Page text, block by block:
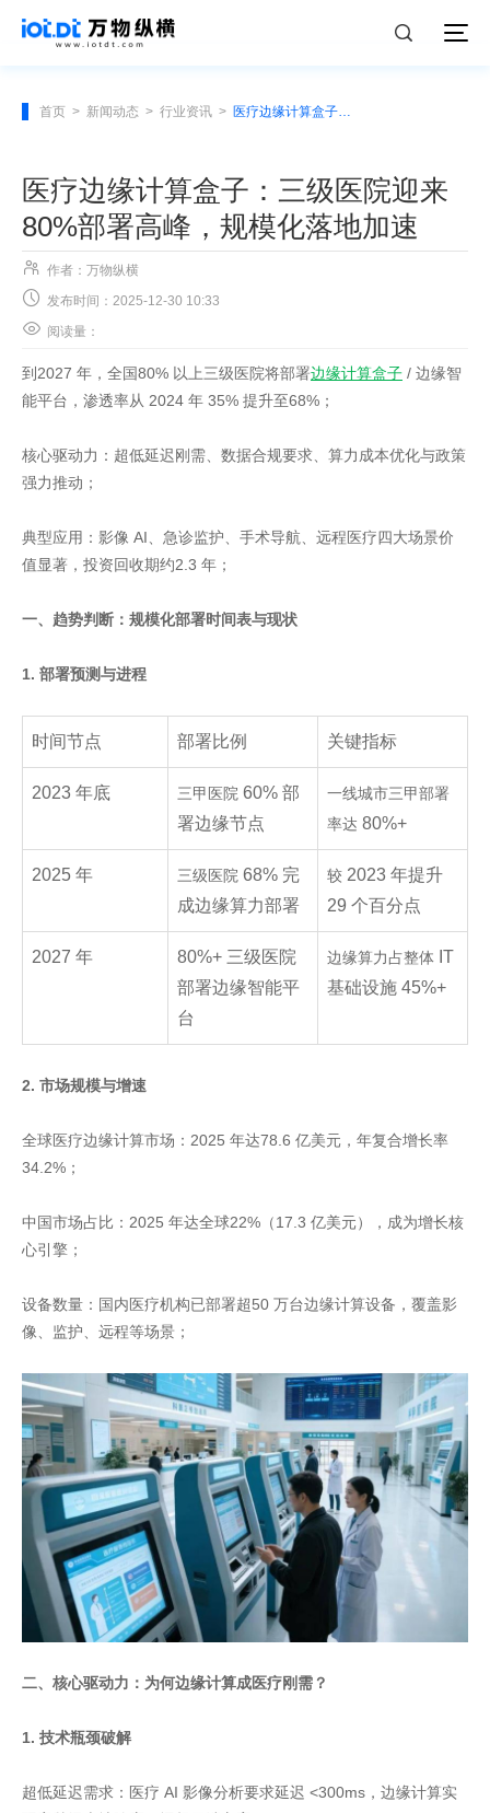
首页 > 新闻动态 > 行业资讯 > 医疗边缘计算盒子：三级医院迎来80%部署高峰，规模化落地加速
医疗边缘计算盒子：三级医院迎来
80%部署高峰，规模化落地加速
 作者：万物纵横
 发布时间：2025-12-30 10:33
 阅读量：
到2027 年，全国80% 以上三级医院将部署边缘计算盒子 / 边缘智
能平台，渗透率从 2024 年 35% 提升至68%；
核心驱动力：超低延迟刚需、数据合规要求、算力成本优化与政策
强力推动；
典型应用：影像 AI、急诊监护、手术导航、远程医疗四大场景价
值显著，投资回收期约2.3 年；
一、趋势判断：规模化部署时间表与现状
1. 部署预测与进程
时间节点 部署比例 关键指标
2023 年底 三甲医院 60% 部
署边缘节点
一线城市三甲部署
率达 80%+
2025 年 三级医院 68% 完
成边缘算力部署
较 2023 年提升
29 个百分点
2027 年
80%+ 三级医院
部署边缘智能平
台
边缘算力占整体 IT
基础设施 45%+
2. 市场规模与增速
全球医疗边缘计算市场：2025 年达78.6 亿美元，年复合增长率
34.2%；
中国市场占比：2025 年达全球22%（17.3 亿美元），成为增长核
心引擎；
设备数量：国内医疗机构已部署超50 万台边缘计算设备，覆盖影
像、监护、远程等场景；
二、核心驱动力：为何边缘计算成医疗刚需？
1. 技术瓶颈破解
超低延迟需求：医疗 AI 影像分析要求延迟 <300ms，边缘计算实